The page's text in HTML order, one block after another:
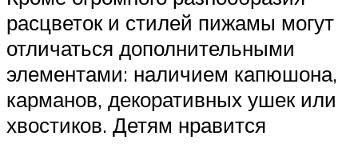
расцветок и стилей пижамы могут
отличаться дополнительными
элементами: наличием капюшона,
карманов, декоративных ушек или
хвостиков. Детям нравится